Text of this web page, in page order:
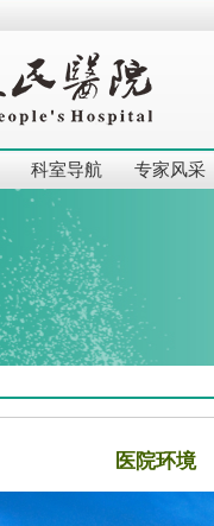
科室导航 专家风采
医院环境